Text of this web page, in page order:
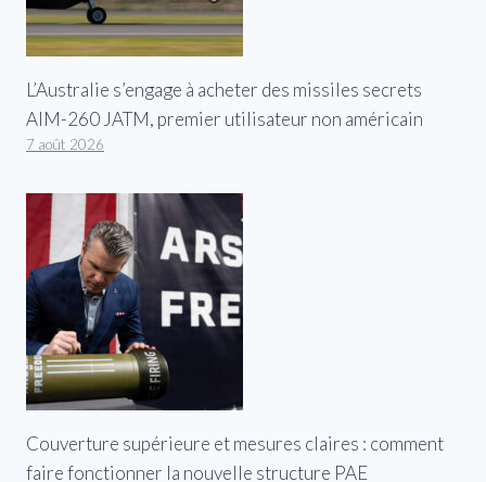
L’Australie s’engage à acheter des missiles secrets
AIM-260 JATM, premier utilisateur non américain
7 août 2026
Couverture supérieure et mesures claires : comment
faire fonctionner la nouvelle structure PAE